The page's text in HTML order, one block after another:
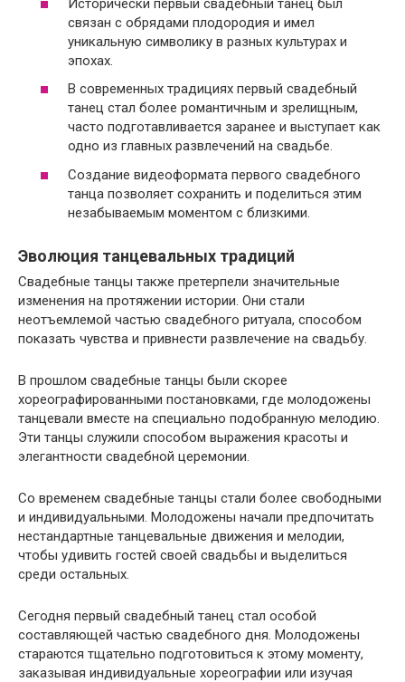
связан с обрядами плодородия и имел
уникальную символику в разных культурах и
эпохах.
В современных традициях первый свадебный
танец стал более романтичным и зрелищным,
часто подготавливается заранее и выступает как
одно из главных развлечений на свадьбе.
Создание видеоформата первого свадебного
танца позволяет сохранить и поделиться этим
незабываемым моментом с близкими.
Эволюция танцевальных традиций
Свадебные танцы также претерпели значительные
изменения на протяжении истории. Они стали
неотъемлемой частью свадебного ритуала, способом
показать чувства и привнести развлечение на свадьбу.
В прошлом свадебные танцы были скорее
хореографированными постановками, где молодожены
танцевали вместе на специально подобранную мелодию.
Эти танцы служили способом выражения красоты и
элегантности свадебной церемонии.
Со временем свадебные танцы стали более свободными
и индивидуальными. Молодожены начали предпочитать
нестандартные танцевальные движения и мелодии,
чтобы удивить гостей своей свадьбы и выделиться
среди остальных.
Сегодня первый свадебный танец стал особой
составляющей частью свадебного дня. Молодожены
стараются тщательно подготовиться к этому моменту,
заказывая индивидуальные хореографии или изучая